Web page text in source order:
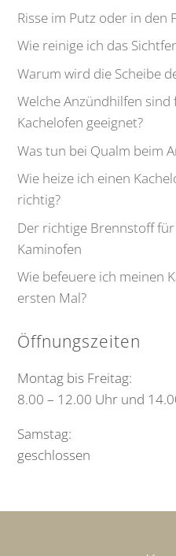
Risse im Putz oder in den
Wie reinige ich das
Warum wird die Scheibe
Welche Anzündhilfen
Kachelofen geeignet?
Was tun bei Qualm beim
Wie heize ich einen
richtig?
Der richtige Brennstoff
Kaminofen
Wie befeuere ich meinen
ersten Mal?
Öffnungszeiten
Montag bis Freitag:
8.00 – 12.00 Uhr und
Samstag:
geschlossen